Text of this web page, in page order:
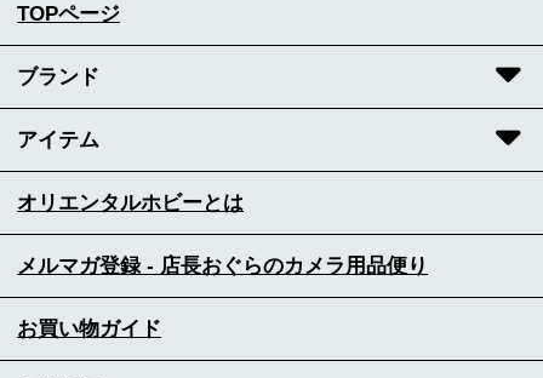
TOPページ
ブランド
アイテム
オリエンタルホビーとは
メルマガ登録 - 店長おぐらのカメラ用品便り
お買い物ガイド